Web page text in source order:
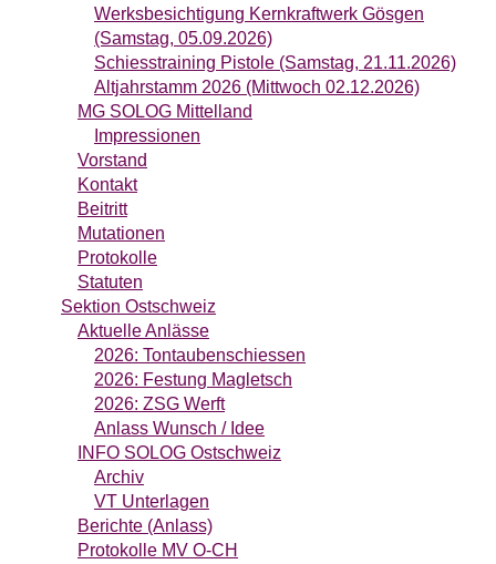
Werksbesichtigung Kernkraftwerk Gösgen
(Samstag, 05.09.2026)
Schiesstraining Pistole (Samstag, 21.11.2026)
Altjahrstamm 2026 (Mittwoch 02.12.2026)
MG SOLOG Mittelland
Impressionen
Vorstand
Kontakt
Beitritt
Mutationen
Protokolle
Statuten
Sektion Ostschweiz
Aktuelle Anlässe
2026: Tontaubenschiessen
2026: Festung Magletsch
2026: ZSG Werft
Anlass Wunsch / Idee
INFO SOLOG Ostschweiz
Archiv
VT Unterlagen
Berichte (Anlass)
Protokolle MV O-CH